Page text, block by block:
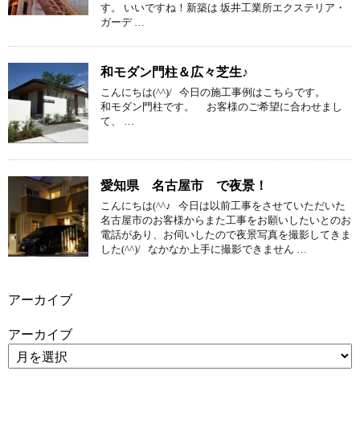
す。 いいですね！新築は 坂井工業所エクステリア・
ガーデ …
和モダン門柱＆広々芝生♪
こんにちは(^^)/ 今日の施工事例はこちらです。
和モダン門柱です。 お客様のご希望に合わせまし
て、 …
愛知県 名古屋市 で夜景！
こんにちは(^^♪ 今日は以前工事をさせていただいた
名古屋市のお客様からまた工事をお願いしたいとのお
電話があり、お伺いしたので夜景写真を撮影してきま
した(^^)/ なかなか上手に撮影できません …
アーカイブ
アーカイブ